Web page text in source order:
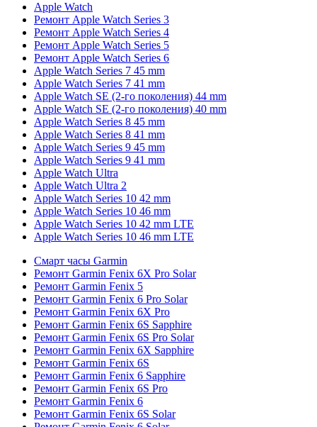
Apple Watch
Ремонт Apple Watch Series 3
Ремонт Apple Watch Series 4
Ремонт Apple Watch Series 5
Ремонт Apple Watch Series 6
Apple Watch Series 7 45 mm
Apple Watch Series 7 41 mm
Apple Watch SE (2-го поколения) 44 mm
Apple Watch SE (2-го поколения) 40 mm
Apple Watch Series 8 45 mm
Apple Watch Series 8 41 mm
Apple Watch Series 9 45 mm
Apple Watch Series 9 41 mm
Apple Watch Ultra
Apple Watch Ultra 2
Apple Watch Series 10 42 mm
Apple Watch Series 10 46 mm
Apple Watch Series 10 42 mm LTE
Apple Watch Series 10 46 mm LTE
Смарт часы Garmin
Ремонт Garmin Fenix 6X Pro Solar
Ремонт Garmin Fenix 5
Ремонт Garmin Fenix 6 Pro Solar
Ремонт Garmin Fenix 6X Pro
Ремонт Garmin Fenix 6S Sapphire
Ремонт Garmin Fenix 6S Pro Solar
Ремонт Garmin Fenix 6X Sapphire
Ремонт Garmin Fenix 6S
Ремонт Garmin Fenix 6 Sapphire
Ремонт Garmin Fenix 6S Pro
Ремонт Garmin Fenix 6
Ремонт Garmin Fenix 6S Solar